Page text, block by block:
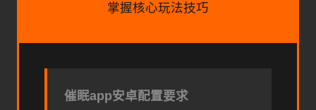
掌握核心玩法技巧
催眠app安卓配置要求